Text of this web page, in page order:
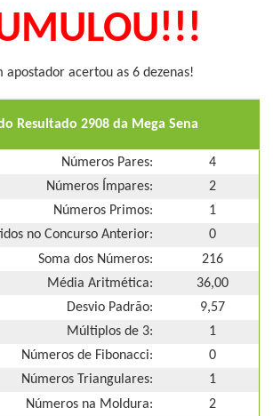
apostador acertou as 6 dezenas!
Resultado 2908 da Mega Sena
Números Pares:
4
Números Ímpares:
2
Números Primos:
1
no Concurso Anterior:
0
Soma dos Números:
216
Média Aritmética:
36,00
Desvio Padrão:
9,57
Múltiplos de 3:
1
Números de Fibonacci:
0
Números Triangulares:
1
Números na Moldura:
2